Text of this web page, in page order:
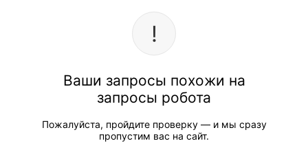
Ваши запросы похожи на
запросы робота
Пожалуйста, пройдите проверку — и мы сразу
пропустим вас на сайт.